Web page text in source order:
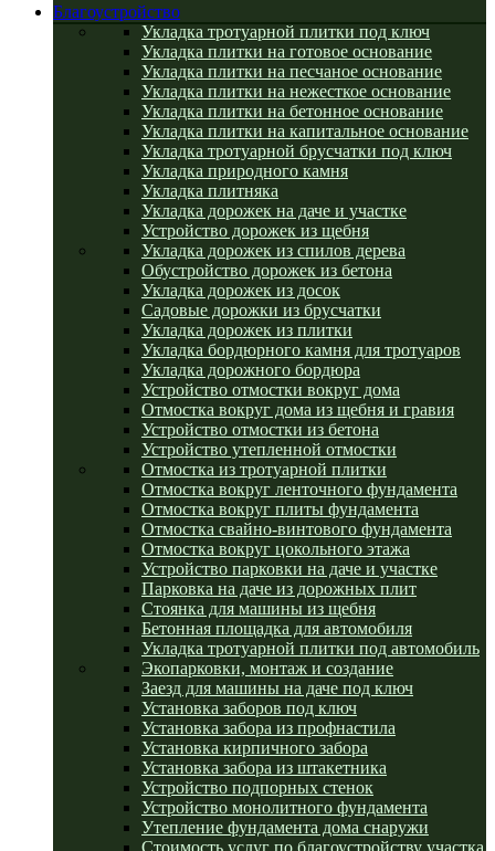
Благоустройство
Укладка тротуарной плитки под ключ
Укладка плитки на готовое основание
Укладка плитки на песчаное основание
Укладка плитки на нежесткое основание
Укладка плитки на бетонное основание
Укладка плитки на капитальное основание
Укладка тротуарной брусчатки под ключ
Укладка природного камня
Укладка плитняка
Укладка дорожек на даче и участке
Устройство дорожек из щебня
Укладка дорожек из спилов дерева
Обустройство дорожек из бетона
Укладка дорожек из досок
Садовые дорожки из брусчатки
Укладка дорожек из плитки
Укладка бордюрного камня для тротуаров
Укладка дорожного бордюра
Устройство отмостки вокруг дома
Отмостка вокруг дома из щебня и гравия
Устройство отмостки из бетона
Устройство утепленной отмостки
Отмостка из тротуарной плитки
Отмостка вокруг ленточного фундамента
Отмостка вокруг плиты фундамента
Отмостка свайно-винтового фундамента
Отмостка вокруг цокольного этажа
Устройство парковки на даче и участке
Парковка на даче из дорожных плит
Стоянка для машины из щебня
Бетонная площадка для автомобиля
Укладка тротуарной плитки под автомобиль
Экопарковки, монтаж и создание
Заезд для машины на даче под ключ
Установка заборов под ключ
Установка забора из профнастила
Установка кирпичного забора
Установка забора из штакетника
Устройство подпорных стенок
Устройство монолитного фундамента
Утепление фундамента дома снаружи
Стоимость услуг по благоустройству участка